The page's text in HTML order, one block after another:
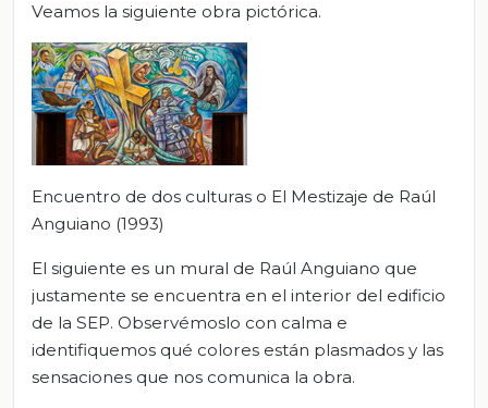
Veamos la siguiente obra pictórica.
Encuentro de dos culturas o El Mestizaje de Raúl
Anguiano (1993)
El siguiente es un mural de Raúl Anguiano que
justamente se encuentra en el interior del edificio
de la SEP. Observémoslo con calma e
identifiquemos qué colores están plasmados y las
sensaciones que nos comunica la obra.